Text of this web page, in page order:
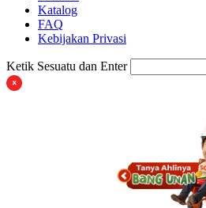
Katalog
FAQ
Kebijakan Privasi
Ketik Sesuatu dan Enter